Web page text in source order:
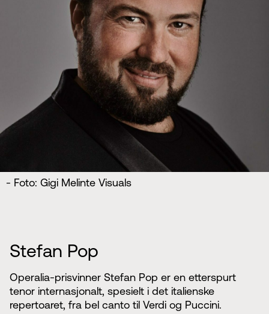
- Foto: Gigi Melinte Visuals
Stefan Pop
Operalia-prisvinner Stefan Pop er en etterspurt
tenor internasjonalt, spesielt i det italienske
repertoaret, fra bel canto til Verdi og Puccini.